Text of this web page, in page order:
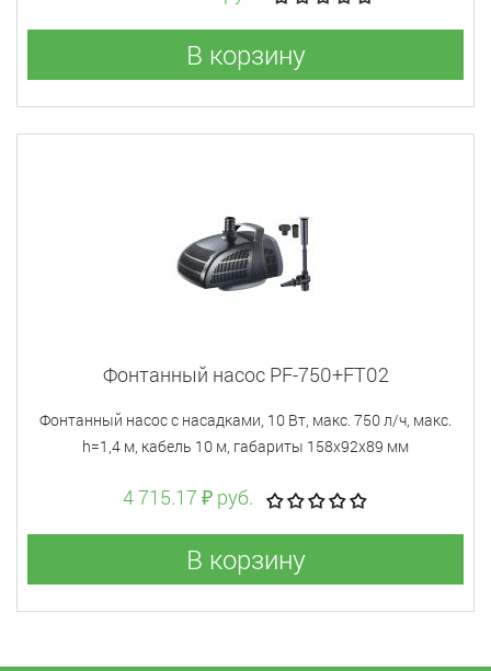
В корзину
Фонтанный насос PF-750+FT02
Фонтанный насос с насадками, 10 Вт, макс. 750 л/ч, макс.
h=1,4 м, кабель 10 м, габариты 158х92х89 мм
4 715.17 ₽ руб.
В корзину